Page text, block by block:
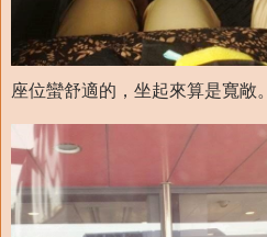
座位蠻舒適的，坐起來算是寬敞。